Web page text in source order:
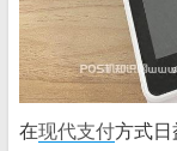
在现代支付方式日